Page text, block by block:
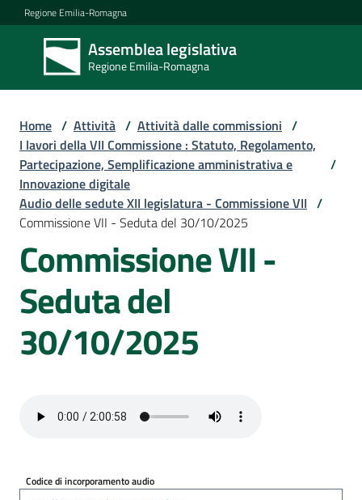
Vai al contenuto
Vai alla navigazione
Vai al footer
Regione Emilia-Romagna
Assemblea legislativa
Regione Emilia-Romagna
Assemblea
legislativa
Regione Emilia-
Assemblea
Argomenti
cittadini
Home / Attività / Attività dalle commissioni /
I lavori della VII Commissione : Statuto, Regolamento,
Partecipazione, Semplificazione amministrativa e
Innovazione digitale
/
Audio delle sedute XII legislatura - Commissione VII /
Commissione VII - Seduta del 30/10/2025
Commissione VII -
Seduta del
30/10/2025
Codice di incorporamento audio